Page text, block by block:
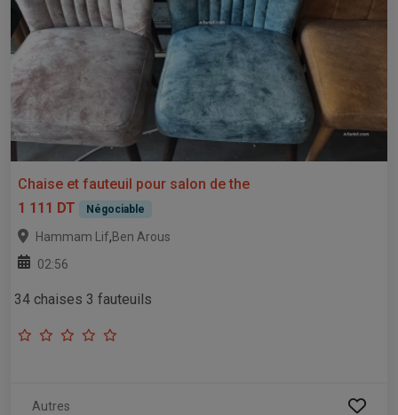
Chaise et fauteuil pour salon de the
1 111 DT
Négociable
Hammam Lif,Ben Arous
02:56
34 chaises 3 fauteuils
Autres